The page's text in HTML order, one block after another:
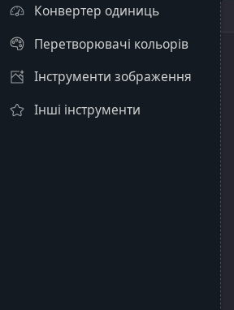
Конвертер одиниць
Перетворювачі кольорів
Інструменти зображення
Інші інструменти